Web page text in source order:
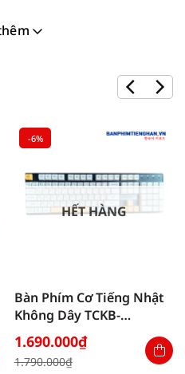
-6%
HẾT HÀNG
Bàn Phím Cơ Tiếng Nhật
Không Dây TCKB-
GM335JP Bee Black
1.790.000₫
Giá
gốc
1.690.000₫
Giá
hiện